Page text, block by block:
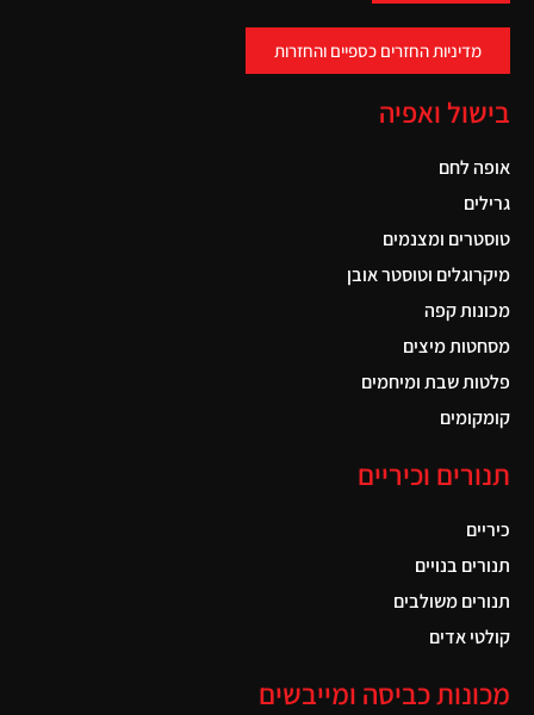
מדיניות החזרים כספיים והחזרות
בישול ואפיה
אופה לחם
גרילים
טוסטרים ומצנמים
מיקרוגלים וטוסטר אובן
מכונות קפה
מסחטות מיצים
פלטות שבת ומיחמים
קומקומים
תנורים וכיריים
כיריים
תנורים בנויים
תנורים משולבים
קולטי אדים
מכונות כביסה ומייבשים